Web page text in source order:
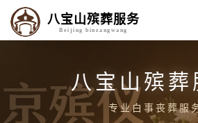
八宝山殡葬服务
Beijing binzangwang
八宝山殡葬
专业白事丧葬服